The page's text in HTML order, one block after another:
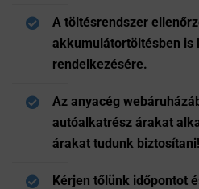
A töltésrendszer
akkumulátortöltésben is
rendelkezésére.
Az anyacég
autóalkatrész árakat
árakat tudunk biztosítani!
Kérjen tőlünk időpontot